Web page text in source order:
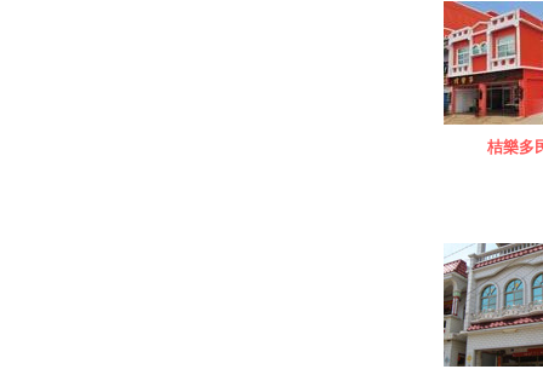
桔樂多